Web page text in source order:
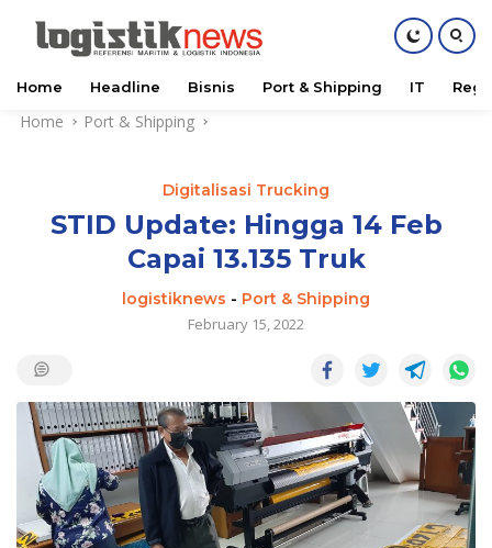
Skip
Home Headline Bisnis Port & Shipping IT
Home Port & Shipping
Digitalisasi Trucking
STID Update: Hingga 14 Feb
Capai 13.135 Truk
logistiknews - Port & Shipping
February 15, 2022